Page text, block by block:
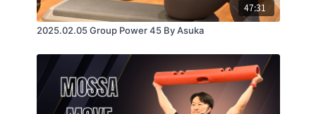
47:31
2025.02.05 Group Power 45 By Asuka